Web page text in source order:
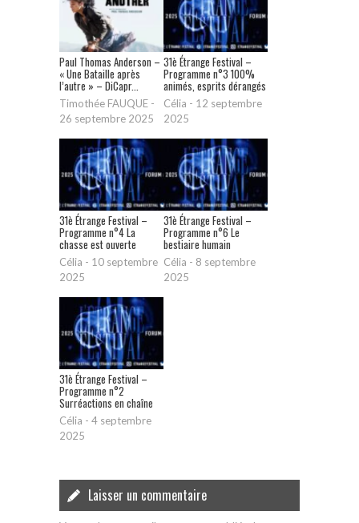
Paul Thomas Anderson –
« Une Bataille après
l’autre » – DiCapr...
Timothée FAUQUE -
26 septembre 2025
31è Étrange Festival –
Programme n°3 100%
animés, esprits dérangés
Célia - 12 septembre
2025
31è Étrange Festival –
Programme n°4 La
chasse est ouverte
Célia - 10 septembre
2025
31è Étrange Festival –
Programme n°6 Le
bestiaire humain
Célia - 8 septembre
2025
31è Étrange Festival –
Programme n°2
Surréactions en chaîne
Célia - 4 septembre
2025
Laisser un commentaire